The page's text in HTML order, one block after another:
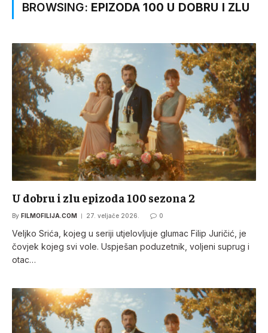
BROWSING: EPIZODA 100 U DOBRU I ZLU
U dobru i zlu epizoda 100 sezona 2
By FILMOFILIJA.COM 27. veljače 2026. 0
Veljko Srića, kojeg u seriji utjelovljuje glumac Filip Juričić, je
čovjek kojeg svi vole. Uspješan poduzetnik, voljeni suprug i
otac…